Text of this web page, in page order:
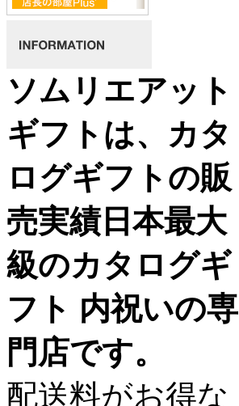
ソムリエアット
ギフトは、カタ
ログギフトの販
売実績日本最大
級のカタログギ
フト 内祝いの専
門店です。
配送料がお得な